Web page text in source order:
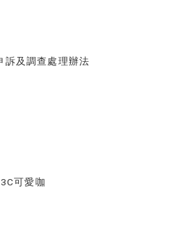
訴及調查處理辦法
可愛咖